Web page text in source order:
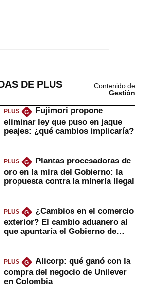
DE PLUS
Contenido de
Gestión
PLUS G
Fujimori propone
eliminar ley que puso en jaque
peajes: ¿qué cambios implicaría?
PLUS G
Plantas procesadoras de
oro en la mira del Gobierno: la
propuesta contra la minería ilegal
PLUS G
¿Cambios en el comercio
exterior? El cambio aduanero al
que apuntaría el Gobierno de
PLUS G
Alicorp: qué ganó con la
compra del negocio de Unilever
en Colombia